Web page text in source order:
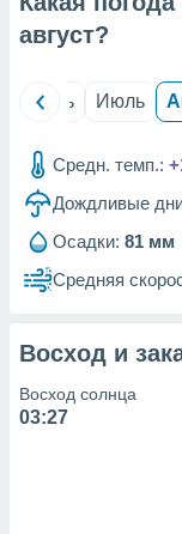
из
данных
август?
Июнь Июль
Средн. темп.:
Дождливые
Осадки: 81 мм
Средняя
Восход и
Восход солнца
03:27